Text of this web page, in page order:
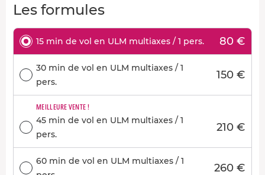
Les formules
15 min de vol en ULM multiaxes / 1 pers. 80 €
30 min de vol en ULM multiaxes / 1
pers.
150 €
MEILLEURE VENTE !
45 min de vol en ULM multiaxes / 1
pers.
210 €
60 min de vol en ULM multiaxes / 1
260 €